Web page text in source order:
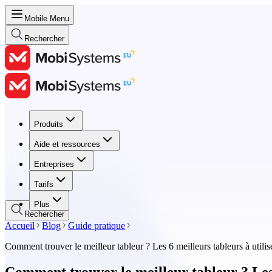
Mobile Menu
Rechercher
Produits
Aide et ressources
Entreprises
Tarifs
Plus
Produits
Aide et ressources
Entreprises
Tarifs
Rechercher
Accueil Blog
Guide pratique
Comment trouver le meilleur tableur ? Les 6 meilleurs tableurs à